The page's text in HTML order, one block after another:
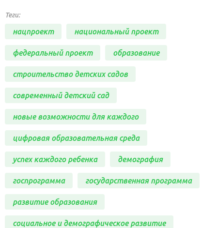
Теги:
нацпроект национальный проект
федеральный проект образование
строительство детских садов
современный детский сад
новые возможности для каждого
цифровая образовательная среда
успех каждого ребенка демография
госпрограмма государственная программа
развитие образования
социальное и демографическое развитие